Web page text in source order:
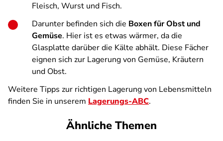
Fleisch, Wurst und Fisch.
Darunter befinden sich die Boxen für Obst und
Gemüse. Hier ist es etwas wärmer, da die
Glasplatte darüber die Kälte abhält. Diese Fächer
eignen sich zur Lagerung von Gemüse, Kräutern
und Obst.
Weitere Tipps zur richtigen Lagerung von Lebensmitteln
finden Sie in unserem Lagerungs-ABC.
Ähnliche Themen